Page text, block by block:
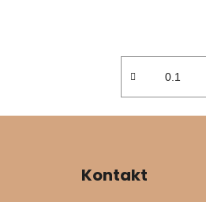
Kontakt